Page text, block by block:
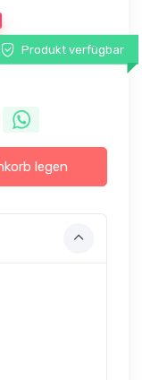
Produkt verfügbar
legen